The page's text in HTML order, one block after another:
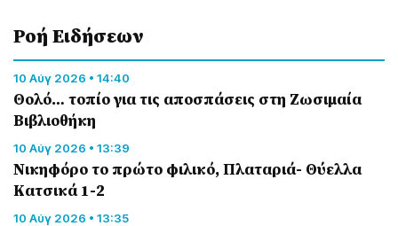
Ροή Eιδήσεων
10 Αύγ 2026 • 14:40
Θολό… τοπίο για τις αποσπάσεις στη Ζωσιμαία
Βιβλιοθήκη
10 Αύγ 2026 • 13:39
Νικηφόρο το πρώτο φιλικό, Πλαταριά- Θύελλα
Κατσικά 1-2
10 Αύγ 2026 • 13:35